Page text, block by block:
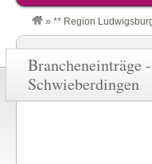
» ** Region
Brancheneinträge
Schwieberdingen